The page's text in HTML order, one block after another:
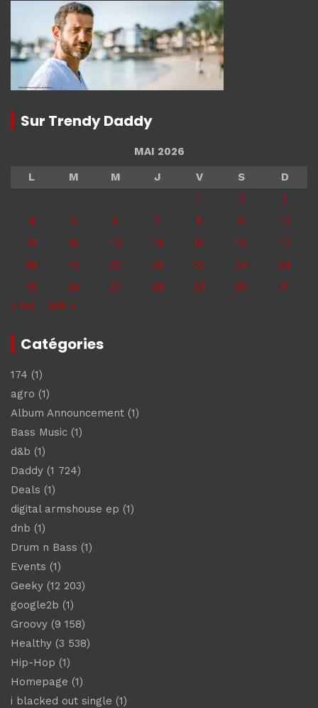
Sur Trendy Daddy
MAI 2026
L
M M J V S
D
1
2
3
4
5 6 7 8 9
10
11
12 13 14 15 16
17
18
19 20 21 22 23
24
25
26 27 28 29 30
31
« Avr
Juin »
Catégories
174 (1)
agro (1)
Album Announcement (1)
Bass Music (1)
d&b (1)
Daddy (1 724)
Deals (1)
digital armshouse ep (1)
dnb (1)
Drum n Bass (1)
Events (1)
Geeky (12 203)
google2b (1)
Groovy (9 158)
Healthy (3 538)
Hip-Hop (1)
Homepage (1)
i blacked out single (1)